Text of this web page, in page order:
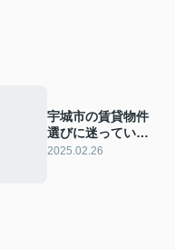
宇城市の賃貸物件
選びに迷っていま
せんか？魅力と選
2025.02.26